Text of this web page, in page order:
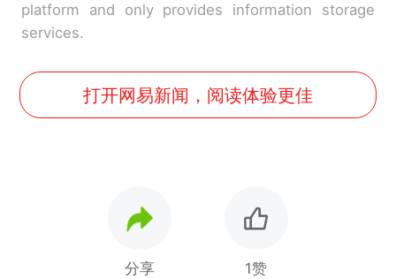
platform and only provides information storage
services.
打开网易新闻，阅读体验更佳
分享 1赞